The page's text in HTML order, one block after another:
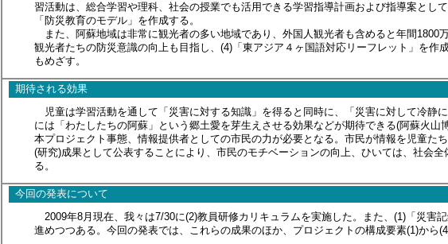
習活動は、総合学習や理科、社会の授業でも活用できる学習指導計画および指導案とし
「防災教育のモデル」を作成する。
また、阿蘇地域は非常に観光者の多い地域であり、外国人観光者も含めると年間1800
観光者たちの防災意識の向上も目指し、(4)「東アジア４ヶ国語対応リーフレット」を作
もめざす。
期待される効果
児童は学習活動を通して「災害に対する知識」を得ると同時に、「災害に対して冷静
には「わたしたちの阿蘇」という郷土愛を芽生えさせる効果などが期待できる(阿蘇火山
本プロジェクト事態、情報提供者としての市民の力が必要となる。市民が情報を児童た
(研究)成果として公表することにより、市民のモチベーションの向上、ひいては、社会全
る。
今回の発表について
2009年8月現在、我々は7/30に(2)教員研修カリキュラムを実施した。また、(1)「災害
進めつつある。今回の発表では、これらの成果のほか、プロジェクトの構成要素(1)から